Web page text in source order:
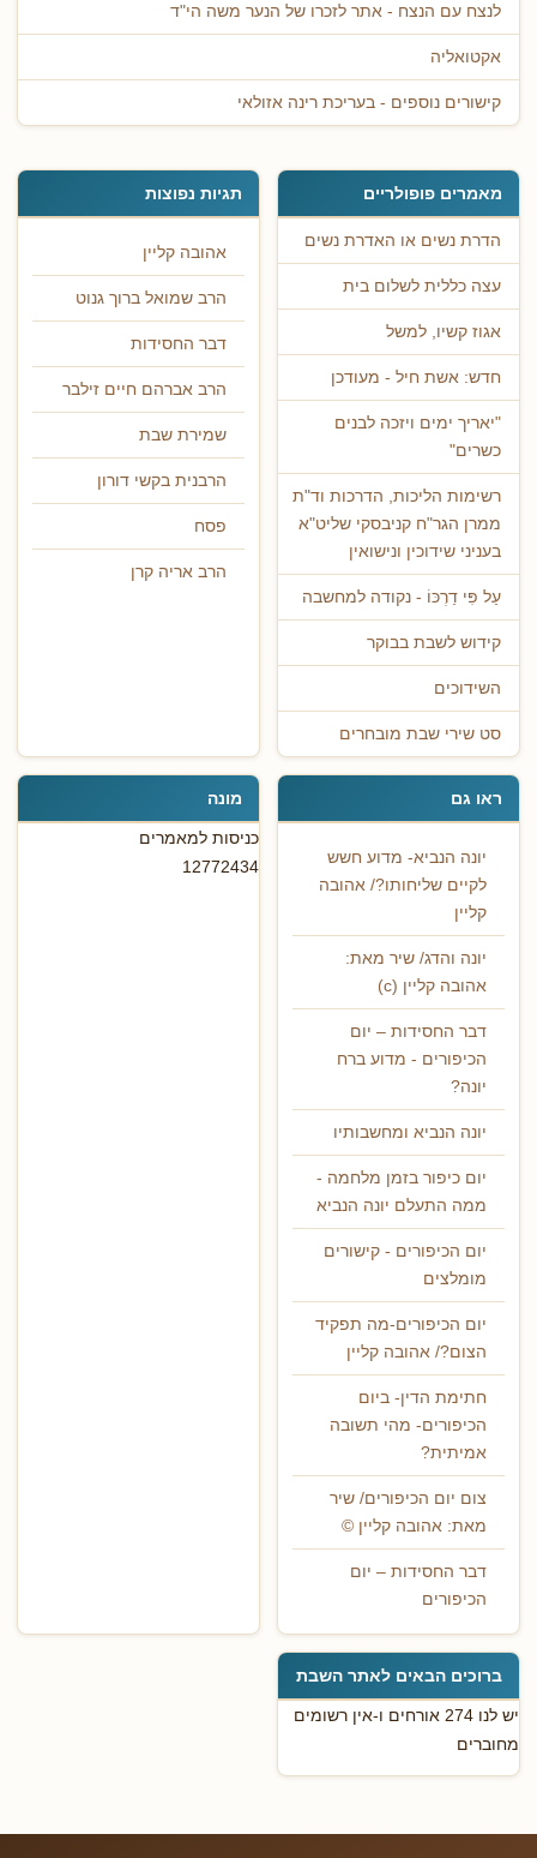
לנצח עם הנצח - אתר לזכרו של הנער משה הי"ד
אקטואליה
קישורים נוספים - בעריכת רינה אזולאי
מאמרים פופולריים
הדרת נשים או האדרת נשים
עצה כללית לשלום בית
אגוז קשיו, למשל
חדש: אשת חיל - מעודכן
"יאריך ימים ויזכה לבנים
כשרים"
רשימות הליכות, הדרכות וד"ת
ממרן הגר"ח קניבסקי שליט"א
בעניני שידוכין ונישואין
עַל פִּי דַרְכּוֹ - נקודה למחשבה
קידוש לשבת בבוקר
השידוכים
סט שירי שבת מובחרים
תגיות נפוצות
אהובה קליין
הרב שמואל ברוך גנוט
דבר החסידות
הרב אברהם חיים זילבר
שמירת שבת
הרבנית בקשי דורון
פסח
הרב אריה קרן
ראו גם
יונה הנביא- מדוע חשש
לקיים שליחותו?/ אהובה
קליין
יונה והדג/ שיר מאת:
אהובה קליין (c)
דבר החסידות – יום
הכיפורים - מדוע ברח
יונה?
יונה הנביא ומחשבותיו
יום כיפור בזמן מלחמה -
ממה התעלם יונה הנביא
יום הכיפורים - קישורים
מומלצים
יום הכיפורים-מה תפקיד
הצום?/ אהובה קליין
חתימת הדין- ביום
הכיפורים- מהי תשובה
אמיתית?
צום יום הכיפורים/ שיר
מאת: אהובה קליין ©
דבר החסידות – יום
הכיפורים
מונה
כניסות למאמרים
12772434
ברוכים הבאים לאתר השבת
יש לנו 274 אורחים ו-אין רשומים
מחוברים